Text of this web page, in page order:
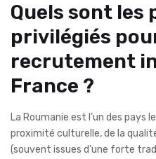
Quels sont les
privilégiés
recrutement
France ?
La Roumanie est l’un des pays
proximité culturelle, de la
(souvent issues d’une forte